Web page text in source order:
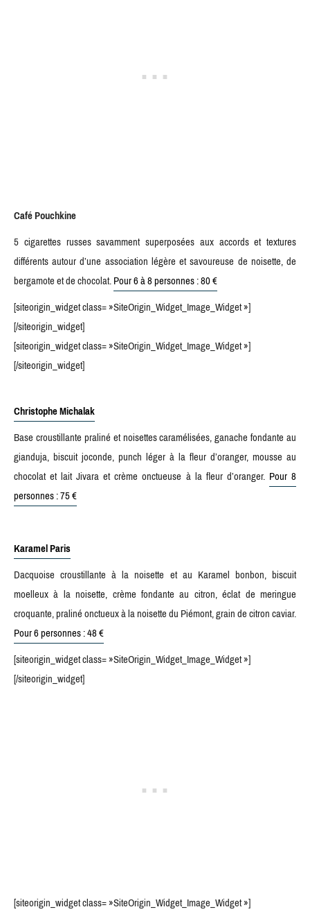
Café Pouchkine
5 cigarettes russes savamment superposées aux accords et textures
différents autour d’une association légère et savoureuse de noisette, de
bergamote et de chocolat.Pour 6 à 8 personnes : 80 €
[siteorigin_widget class= »SiteOrigin_Widget_Image_Widget »]
[/siteorigin_widget]
[siteorigin_widget class= »SiteOrigin_Widget_Image_Widget »]
[/siteorigin_widget]
Christophe Michalak
Base croustillante praliné et noisettes caramélisées, ganache fondante au
gianduja, biscuit joconde, punch léger à la fleur d’oranger, mousse au
chocolat et lait Jivara et crème onctueuse à la fleur d’oranger. Pour 8
personnes : 75 €
Karamel Paris
Dacquoise croustillante à la noisette et au Karamel bonbon, biscuit
moelleux à la noisette, crème fondante au citron, éclat de meringue
croquante, praliné onctueux à la noisette du Piémont, grain de citron caviar.
Pour 6 personnes : 48 €
[siteorigin_widget class= »SiteOrigin_Widget_Image_Widget »]
[/siteorigin_widget]
[siteorigin_widget class= »SiteOrigin_Widget_Image_Widget »]